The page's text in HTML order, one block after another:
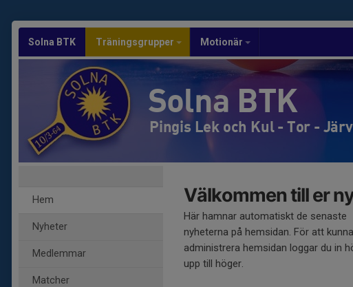
Solna BTK Träningsgrupper Motionär
Solna BTK
Pingis Lek och Kul - Tor -
Hem
Nyheter
Medlemmar
Matcher
Välkommen till er
Här hamnar automatiskt de senaste
nyheterna på hemsidan. För att
administrera hemsidan loggar du in
upp till höger.